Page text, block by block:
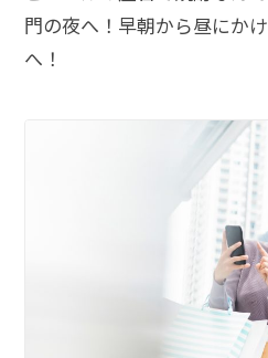
門の夜へ！早朝から昼にか
へ！